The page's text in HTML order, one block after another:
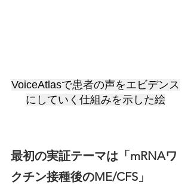
VoiceAtlasで患者の声をエビデンス
にしていく仕組みを示した絵
最初の実証テーマは「mRNAワ
クチン接種後のME/CFS」